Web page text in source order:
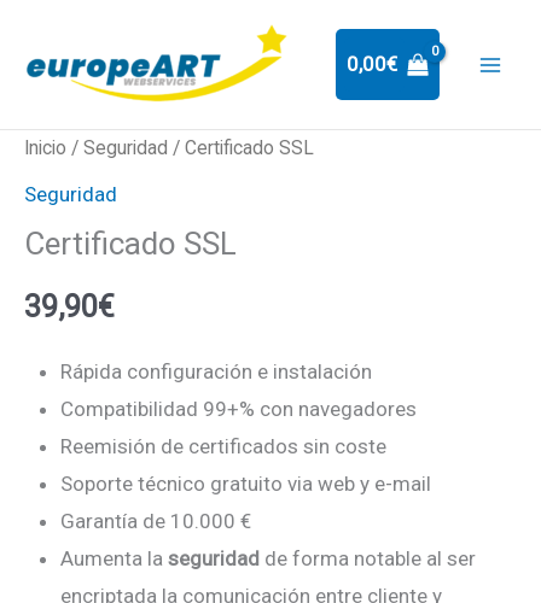
contenido
0,00€
Inicio / Seguridad / Certificado SSL
Seguridad
Certificado SSL
39,90€
Rápida configuración e instalación
Compatibilidad 99+% con navegadores
Reemisión de certificados sin coste
Soporte técnico gratuito via web y e-mail
Garantía de 10.000 €
Aumenta la seguridad de forma notable al ser
encriptada la comunicación entre cliente y
Certificado
SSL